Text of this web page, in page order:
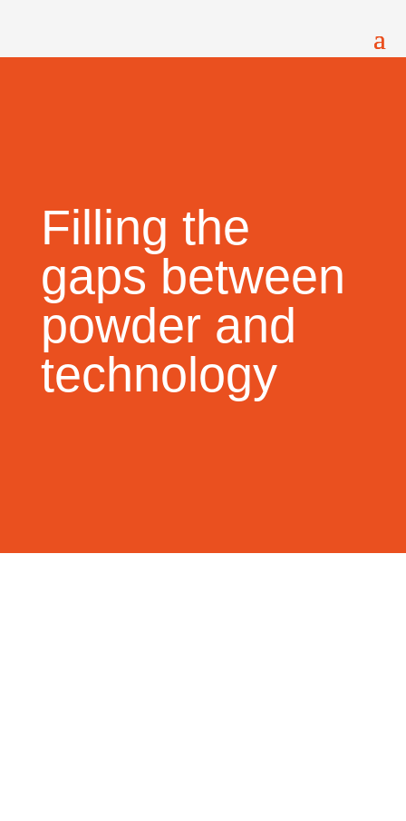
Filling the
gaps between
powder and
technology